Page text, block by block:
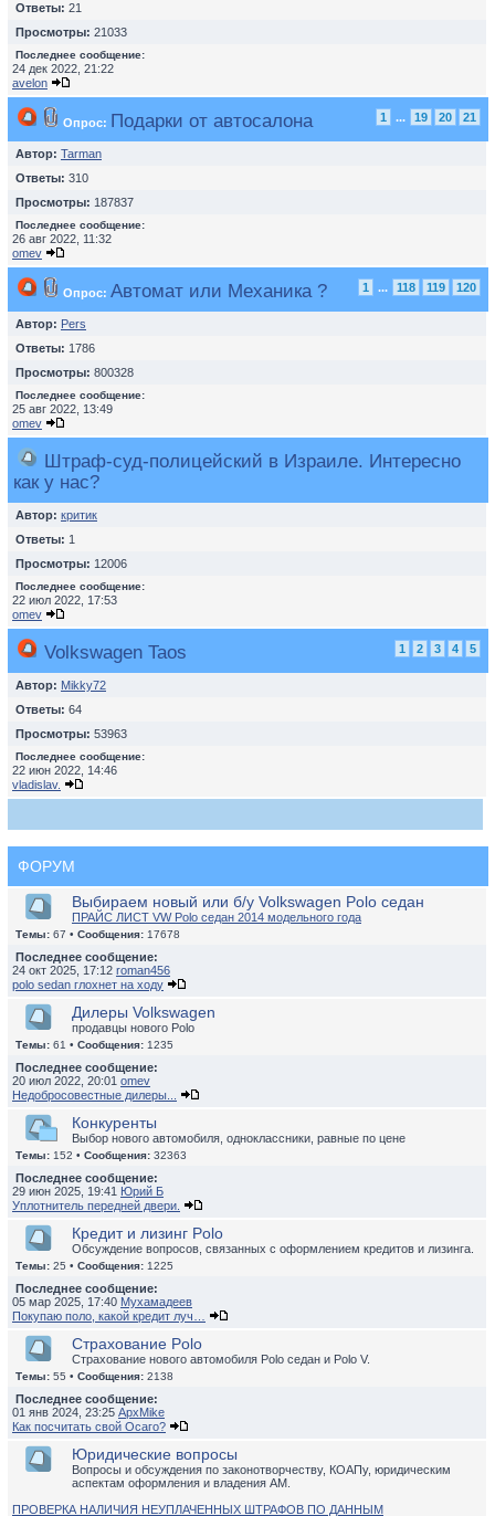
Ответы: 21
Просмотры: 21033
Последнее сообщение:
24 дек 2022, 21:22
avelon
Опрос: Подарки от автосалона 1 ... 19 20 21
Автор: Tarman
Ответы: 310
Просмотры: 187837
Последнее сообщение:
26 авг 2022, 11:32
omev
Опрос: Автомат или Механика ? 1 ... 118 119 120
Автор: Pers
Ответы: 1786
Просмотры: 800328
Последнее сообщение:
25 авг 2022, 13:49
omev
Штраф-суд-полицейский в Израиле. Интересно
как у нас?
Автор: критик
Ответы: 1
Просмотры: 12006
Последнее сообщение:
22 июл 2022, 17:53
omev
Volkswagen Taos 1 2 3 4 5
Автор: Mikky72
Ответы: 64
Просмотры: 53963
Последнее сообщение:
22 июн 2022, 14:46
vladislav.
ФОРУМ
Выбираем новый или б/у Volkswagen Polo седан
ПРАЙС ЛИСТ VW Polo седан 2014 модельного года
Темы: 67 • Сообщения: 17678
Последнее сообщение:
24 окт 2025, 17:12 roman456
polo sedan глохнет на ходу
Дилеры Volkswagen
продавцы нового Polo
Темы: 61 • Сообщения: 1235
Последнее сообщение:
20 июл 2022, 20:01 omev
Недобросовестные дилеры...
Конкуренты
Выбор нового автомобиля, одноклассники, равные по цене
Темы: 152 • Сообщения: 32363
Последнее сообщение:
29 июн 2025, 19:41 Юрий Б
Уплотнитель передней двери.
Кредит и лизинг Polo
Обсуждение вопросов, связанных с оформлением кредитов и лизинга.
Темы: 25 • Сообщения: 1225
Последнее сообщение:
05 мар 2025, 17:40 Мухамадеев
Покупаю поло, какой кредит луч…
Страхование Polo
Страхование нового автомобиля Polo седан и Polo V.
Темы: 55 • Сообщения: 2138
Последнее сообщение:
01 янв 2024, 23:25 ApxMike
Как посчитать свой Осаго?
Юридические вопросы
Вопросы и обсуждения по законотворчеству, КОАПу, юридическим
аспектам оформления и владения АМ.
ПРОВЕРКА НАЛИЧИЯ НЕУПЛАЧЕННЫХ ШТРАФОВ ПО ДАННЫМ